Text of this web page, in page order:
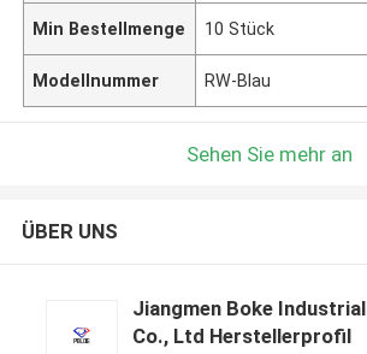
Min Bestellmenge 10 Stück
Modellnummer RW-Blau
Sehen Sie mehr an
ÜBER UNS
Jiangmen Boke Industrial
Co., Ltd Herstellerprofil